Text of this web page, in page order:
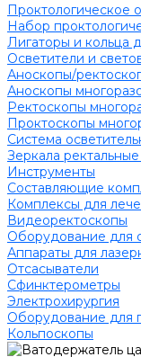
Проктологическое
Набор
Лигаторы и кольца
Осветители и
Аноскопы/
Аноскопы
Ректоскопы
Проктоскопы
Система
Зеркала
Инструменты
Составляющие
Комплексы для
Видеоректоскопы
Оборудование для
Аппараты для
Отсасыватели
Сфинктерометры
Электрохирургия
Оборудование для
Кольпоскопы